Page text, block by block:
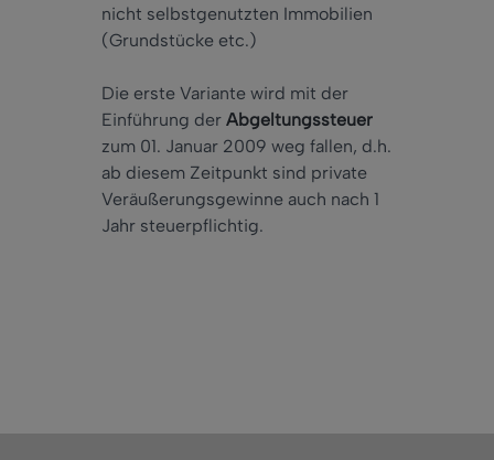
nicht selbstgenutzten Immobilien
(Grundstücke etc.)
Die erste Variante wird mit der
Einführung der Abgeltungssteuer
zum 01. Januar 2009 weg fallen, d.h.
ab diesem Zeitpunkt sind private
Veräußerungsgewinne auch nach 1
Jahr steuerpflichtig.